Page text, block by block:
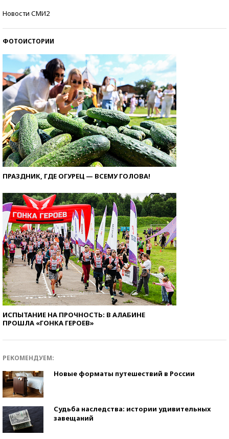
Новости СМИ2
ФОТОИСТОРИИ
ПРАЗДНИК, ГДЕ ОГУРЕЦ — ВСЕМУ ГОЛОВА!
ИСПЫТАНИЕ НА ПРОЧНОСТЬ: В АЛАБИНЕ
ПРОШЛА «ГОНКА ГЕРОЕВ»
РЕКОМЕНДУЕМ:
Новые форматы путешествий в России
Судьба наследства: истории удивительных
завещаний